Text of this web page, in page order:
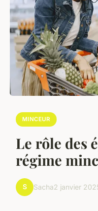
MINCEUR
Le rôle des
régime
S Sacha2 janvier